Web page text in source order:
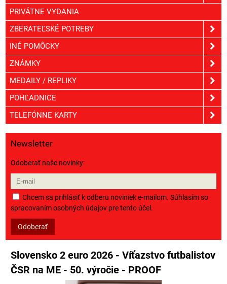
PRIVÁTNE VYDANIA
ZBERATEĽSKÉ POTREBY
INÉ POMÔCKY
ZNÁMKY
MEDAILY / REPLIKY
POHĽADNICE
TELEFÓNNE KARTY
Newsletter
Odoberať naše novinky:
Chcem sa prihlásiť k odberu noviniek e-mailom. Súhlasím so
spracovaním osobných údajov pre tento účel.
Odoberať
Slovensko 2 euro 2026 - Víťazstvo futbalistov
ČSR na ME - 50. výročie - PROOF